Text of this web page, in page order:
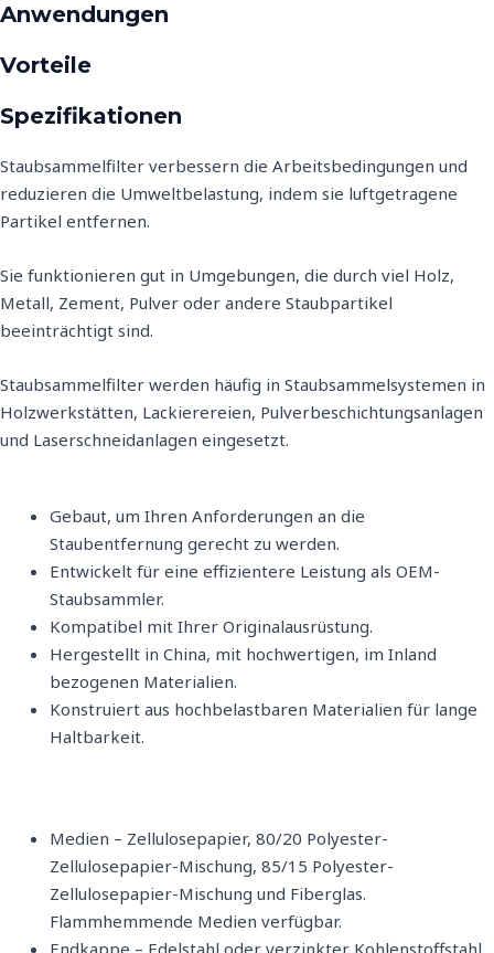
Anwendungen
Vorteile
Spezifikationen
Staubsammelfilter verbessern die Arbeitsbedingungen und
reduzieren die Umweltbelastung, indem sie luftgetragene
Partikel entfernen.
Sie funktionieren gut in Umgebungen, die durch viel Holz,
Metall, Zement, Pulver oder andere Staubpartikel
beeinträchtigt sind.
Staubsammelfilter werden häufig in Staubsammelsystemen in
Holzwerkstätten, Lackierereien, Pulverbeschichtungsanlagen
und Laserschneidanlagen eingesetzt.
Gebaut, um Ihren Anforderungen an die
Staubentfernung gerecht zu werden.
Entwickelt für eine effizientere Leistung als OEM-
Staubsammler.
Kompatibel mit Ihrer Originalausrüstung.
Hergestellt in China, mit hochwertigen, im Inland
bezogenen Materialien.
Konstruiert aus hochbelastbaren Materialien für lange
Haltbarkeit.
Medien – Zellulosepapier, 80/20 Polyester-
Zellulosepapier-Mischung, 85/15 Polyester-
Zellulosepapier-Mischung und Fiberglas.
Flammhemmende Medien verfügbar.
Endkappe – Edelstahl oder verzinkter Kohlenstoffstahl